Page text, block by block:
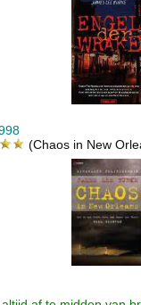
(Chaos in New